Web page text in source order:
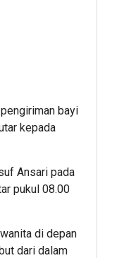
bayi
kepada
Ansari pada
pukul 08.00
di depan
dari dalam